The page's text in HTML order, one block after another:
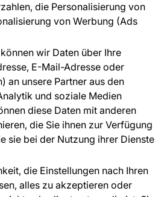
die Personalisierung von
von Werbung (Ads
wir Daten über Ihre
E-Mail-Adresse oder
an unsere Partner aus den
und soziale Medien
diese Daten mit anderen
die Sie ihnen zur Verfügung
sie bei der Nutzung ihrer Dienste
die Einstellungen nach Ihren
alles zu akzeptieren oder
ÜBER DAS UNTERNEHMEN
helfen Ihnen gerne weiter